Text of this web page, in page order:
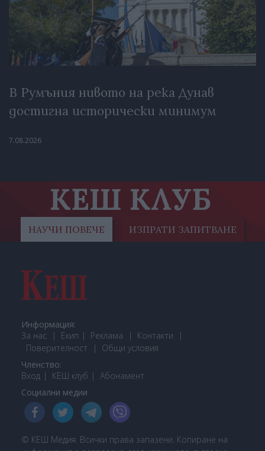
В Румъния нивото на река Дунав
достигна исторически минимум
7.08.2026
КЕШ КЛУБ
НАУЧИ ПОВЕЧЕ ИЗПРАТИ ЗАПИТВАНЕ
Информация:
За нас
Екип Реклама
Контакти
Поверителност
Общи условия
Членство:
Вход
КЕШ клуб Абонамент
Социални медии
© КЕШ Медия. Всички права запазени. Копиране на